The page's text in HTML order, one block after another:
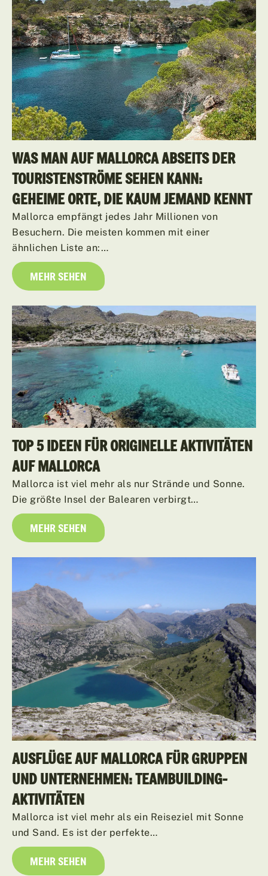
WAS MAN AUF MALLORCA ABSEITS DER
TOURISTENSTRÖME SEHEN KANN:
GEHEIME ORTE, DIE KAUM JEMAND KENNT
Mallorca empfängt jedes Jahr Millionen von
Besuchern. Die meisten kommen mit einer
ähnlichen Liste an:…
MEHR SEHEN
TOP 5 IDEEN FÜR ORIGINELLE AKTIVITÄTEN
AUF MALLORCA
Mallorca ist viel mehr als nur Strände und Sonne.
Die größte Insel der Balearen verbirgt…
MEHR SEHEN
AUSFLÜGE AUF MALLORCA FÜR GRUPPEN
UND UNTERNEHMEN: TEAMBUILDING-
AKTIVITÄTEN
Mallorca ist viel mehr als ein Reiseziel mit Sonne
und Sand. Es ist der perfekte…
MEHR SEHEN